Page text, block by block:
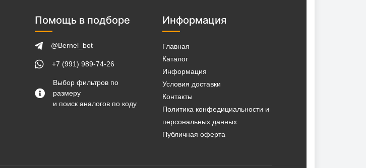
M00179
Штуцер для масляного
00179
✓ в наличии:
28 шт
Помощь в подборе
@Bernel_bot
+7 (991) 989-74-26
Выбор фильтров по
размеру
и поиск аналогов по коду
Информация
Главная
Каталог
Информация
Условия доставки
Контакты
Политика конфедициальности и
персональных данных
Публичная оферта